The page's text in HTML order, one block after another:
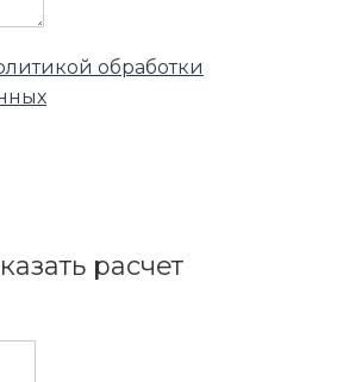
обработки
расчет